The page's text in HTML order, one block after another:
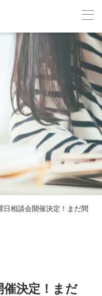
日相談会開催決定！まだ間
催決定！まだ